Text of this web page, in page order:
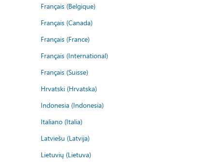
Français (Belgique)
Français (Canada)
Français (France)
Français (International)
Français (Suisse)
Hrvatski (Hrvatska)
Indonesia (Indonesia)
Italiano (Italia)
Latviešu (Latvija)
Lietuvių (Lietuva)